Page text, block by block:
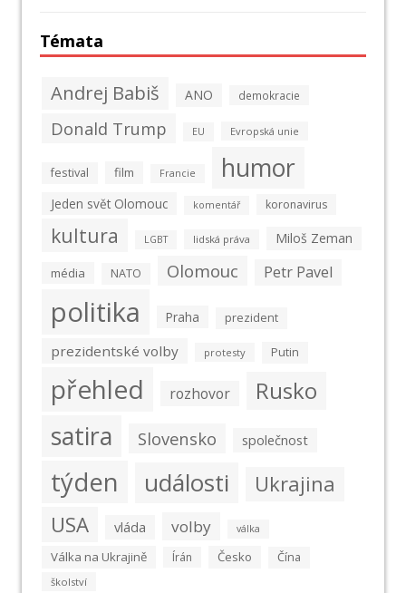
Témata
Andrej Babiš ANO demokracie
Donald Trump EU Evropská unie
festival film Francie humor
Jeden svět Olomouc komentář koronavirus
kultura LGBT lidská práva Miloš Zeman
média NATO Olomouc Petr Pavel
politika Praha prezident
prezidentské volby protesty Putin
přehled rozhovor Rusko
satira Slovensko společnost
týden události Ukrajina
USA vláda volby válka
Válka na Ukrajině Írán Česko Čína
školství